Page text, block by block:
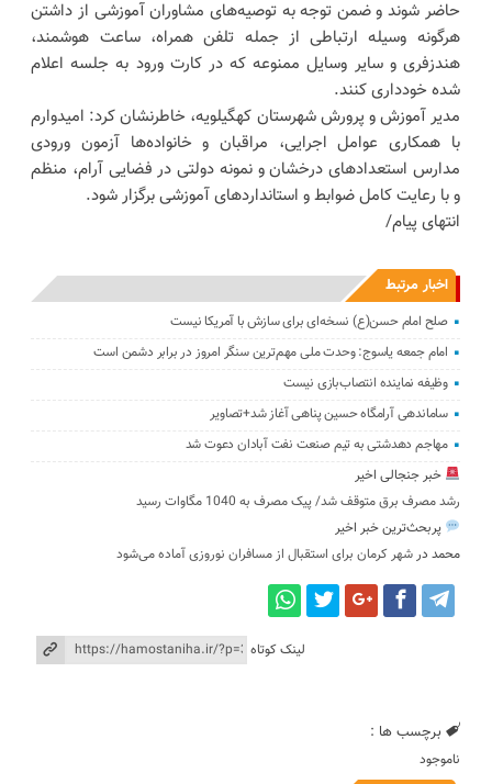
حاضر شوند و ضمن توجه به توصیه‌های مشاوران آموزشی از داشتن
هرگونه وسیله ارتباطی از جمله تلفن همراه، ساعت هوشمند،
هندزفری و سایر وسایل ممنوعه که در کارت ورود به جلسه اعلام
شده خودداری کنند.
مدیر آموزش و پرورش شهرستان کهگیلویه، خاطرنشان کرد: امیدوارم
با همکاری عوامل اجرایی، مراقبان و خانواده‌ها آزمون ورودی
مدارس استعدادهای درخشان و نمونه دولتی در فضایی آرام، منظم
و با رعایت کامل ضوابط و استانداردهای آموزشی برگزار شود.
انتهای پیام/
اخبار مرتبط
صلح امام حسن(ع) نسخه‌ای برای سازش با آمریکا نیست
امام جمعه یاسوج: وحدت ملی مهم‌ترین سنگر امروز در برابر دشمن است
وظیفه نماینده انتصاب‌بازی نیست
ساماندهی آرامگاه حسین پناهی آغاز شد+تصاویر
مهاجم دهدشتی به تیم صنعت نفت آبادان دعوت شد
خبر جنجالی اخیر
رشد مصرف برق متوقف شد/ پیک مصرف به 1040 مگاوات رسید
پربحث‌ترین خبر اخیر
محمد درشهر کرمان برای استقبال از مسافران نوروزی آماده می‌شود
لینک کوتاه
برچسب ها :
ناموجود